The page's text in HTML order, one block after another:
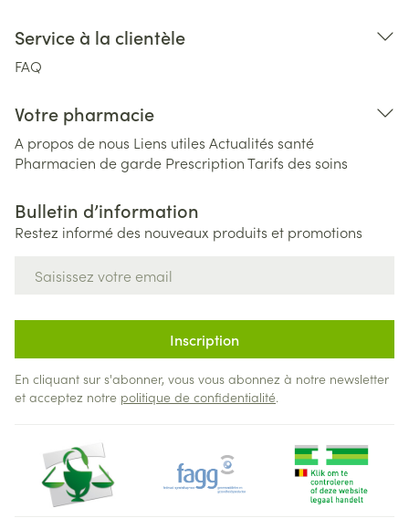
Service à la clientèle
FAQ
Votre pharmacie
A propos de nous Liens utiles Actualités santé
Pharmacien de garde PrescriptionTarifs des soins
Bulletin d’information
Restez informé des nouveaux produits et promotions
Inscription
En cliquant sur s'abonner, vous vous abonnez à notre newsletter
et acceptez notre politique de confidentialité.